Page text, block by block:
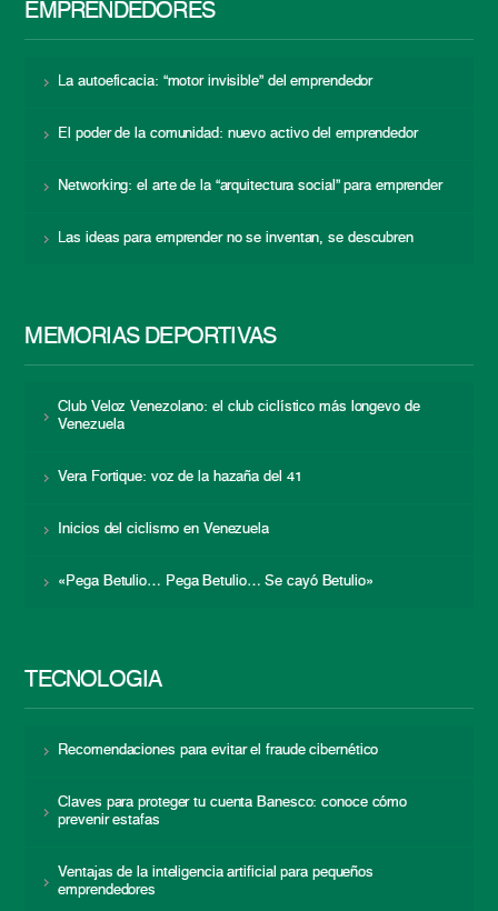
EMPRENDEDORES
La autoeficacia: “motor invisible” del emprendedor
El poder de la comunidad: nuevo activo del emprendedor
Networking: el arte de la “arquitectura social” para emprender
Las ideas para emprender no se inventan, se descubren
MEMORIAS DEPORTIVAS
Club Veloz Venezolano: el club ciclístico más longevo de
Venezuela
Vera Fortique: voz de la hazaña del 41
Inicios del ciclismo en Venezuela
«Pega Betulio… Pega Betulio… Se cayó Betulio»
TECNOLOGÍA
Recomendaciones para evitar el fraude cibernético
Claves para proteger tu cuenta Banesco: conoce cómo
prevenir estafas
Ventajas de la inteligencia artificial para pequeños
emprendedores